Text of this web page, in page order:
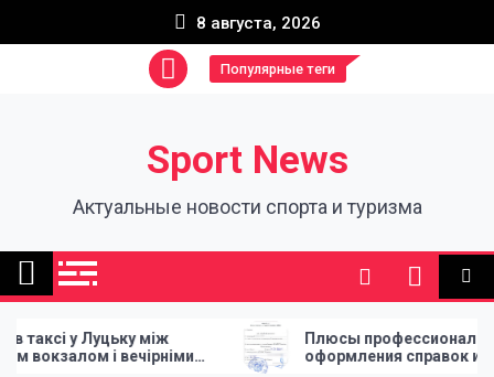
8 августа, 2026
Популярные теги
Sport News
Актуальные новости спорта и туризма
у Луцьку між
і вечірніми
Плюсы профессионального
оформления справок и